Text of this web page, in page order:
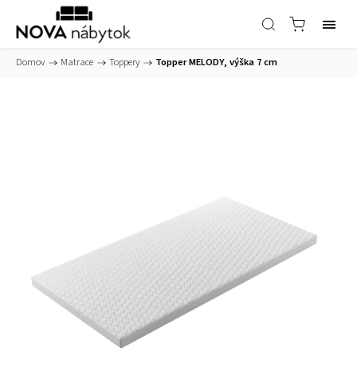
Domov / Matrace / Toppery / Topper MELODY, výška 7 cm